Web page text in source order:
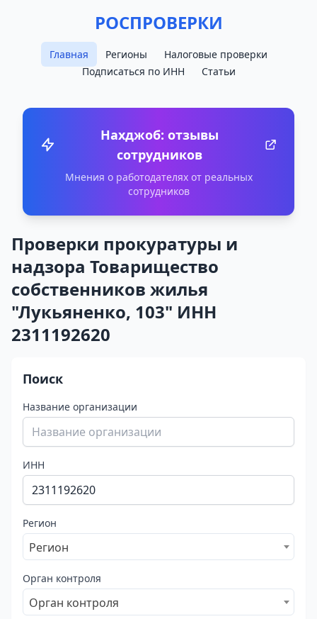
РОСПРОВЕРКИ
Главная Регионы
Налоговые проверки
Подписаться по ИНН
Статьи
Нахджоб: отзывы
сотрудников
Мнения о работодателях от реальных
сотрудников
Проверки прокуратуры и
надзора Товарищество
собственников жилья
"Лукьяненко, 103" ИНН
2311192620
Поиск
Название организации
ИНН
Регион
Регион
Орган контроля
Орган контроля